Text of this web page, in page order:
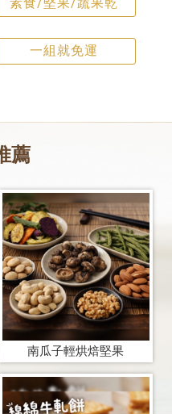
一組就免運
南瓜子輕烘焙堅果